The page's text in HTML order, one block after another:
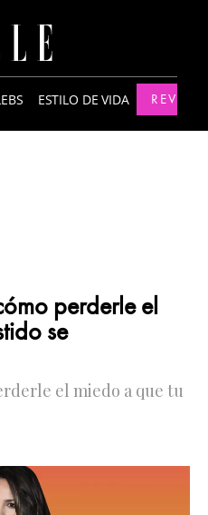
ESTILO DE VIDA
perderle el
se
el miedo a que tu